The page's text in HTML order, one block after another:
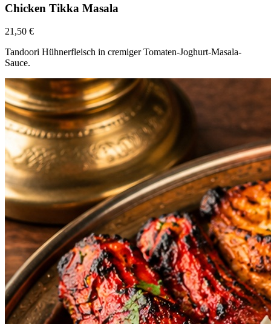
Chicken Tikka Masala
21,50 €
Tandoori Hühnerfleisch in cremiger Tomaten-Joghurt-Masala-
Sauce.